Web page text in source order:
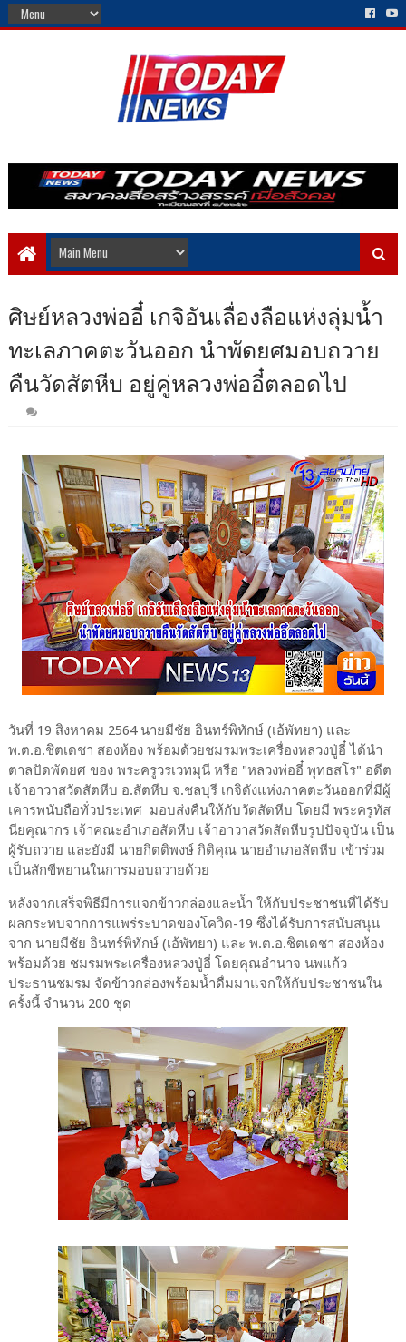
ศิษย์หลวงพ่ออี๋ เกจิอันเลื่องลือแห่งลุ่มน้ำ
ทะเลภาคตะวันออก นำพัดยศมอบถวาย
คืนวัดสัตหีบ อยู่คู่หลวงพ่ออี๋ตลอดไป
วันที่ 19 สิงหาคม 2564 นายมีชัย อินทร์พิทักษ์ (เอ้พัทยา) และ
พ.ต.อ.ชิตเดชา สองห้อง พร้อมด้วยชมรมพระเครื่องหลวงปู่อี๋ ได้นำ
ตาลปัดพัดยศ ของ พระครูวรเวทมุนี หรือ "หลวงพ่ออี๋ พุทธสโร" อดีต
เจ้าอาวาสวัดสัตหีบ อ.สัตหีบ จ.ชลบุรี เกจิดังแห่งภาคตะวันออกที่มีผู้
เคารพนับถือทั่วประเทศ มอบส่งคืนให้กับวัดสัตหีบ โดยมี พระครูทัส
นียคุณากร เจ้าคณะอำเภอสัตหีบ เจ้าอาวาสวัดสัตหีบรูปปัจจุบัน เป็น
ผู้รับถวาย และยังมี นายกิตติพงษ์ กิติคุณ นายอำเภอสัตหีบ เข้าร่วม
เป็นสักขีพยานในการมอบถวายด้วย
หลังจากเสร็จพิธีมีการแจกข้าวกล่องและน้ำ ให้กับประชาชนที่ได้รับ
ผลกระทบจากการแพร่ระบาดของโควิด-19 ซึ่งได้รับการสนับสนุน
จาก นายมีชัย อินทร์พิทักษ์ (เอ้พัทยา) และ พ.ต.อ.ชิตเดชา สองห้อง
พร้อมด้วย ชมรมพระเครื่องหลวงปู่อี๋ โดยคุณอำนาจ นพแก้ว
ประธานชมรม จัดข้าวกล่องพร้อมน้ำดื่มมาแจกให้กับประชาชนใน
ครั้งนี้ จำนวน 200 ชุด